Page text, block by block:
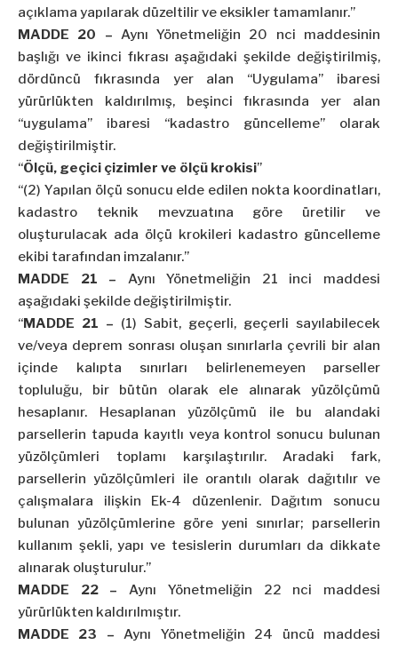
açıklama yapılarak düzeltilir ve eksikler tamamlanır.”
MADDE 20 – Aynı Yönetmeliğin 20 nci maddesinin
başlığı ve ikinci fıkrası aşağıdaki şekilde değiştirilmiş,
dördüncü fıkrasında yer alan “Uygulama” ibaresi
yürürlükten kaldırılmış, beşinci fıkrasında yer alan
“uygulama” ibaresi “kadastro güncelleme” olarak
değiştirilmiştir.
“Ölçü, geçici çizimler ve ölçü krokisi”
“(2) Yapılan ölçü sonucu elde edilen nokta koordinatları,
kadastro teknik mevzuatına göre üretilir ve
oluşturulacak ada ölçü krokileri kadastro güncelleme
ekibi tarafından imzalanır.”
MADDE 21 – Aynı Yönetmeliğin 21 inci maddesi
aşağıdaki şekilde değiştirilmiştir.
“MADDE 21 – (1) Sabit, geçerli, geçerli sayılabilecek
ve/veya deprem sonrası oluşan sınırlarla çevrili bir alan
içinde kalıpta sınırları belirlenemeyen parseller
topluluğu, bir bütün olarak ele alınarak yüzölçümü
hesaplanır. Hesaplanan yüzölçümü ile bu alandaki
parsellerin tapuda kayıtlı veya kontrol sonucu bulunan
yüzölçümleri toplamı karşılaştırılır. Aradaki fark,
parsellerin yüzölçümleri ile orantılı olarak dağıtılır ve
çalışmalara ilişkin Ek-4 düzenlenir. Dağıtım sonucu
bulunan yüzölçümlerine göre yeni sınırlar; parsellerin
kullanım şekli, yapı ve tesislerin durumları da dikkate
alınarak oluşturulur.”
MADDE 22 –Aynı Yönetmeliğin 22 nci maddesi
yürürlükten kaldırılmıştır.
MADDE 23 –Aynı Yönetmeliğin 24 üncü maddesi